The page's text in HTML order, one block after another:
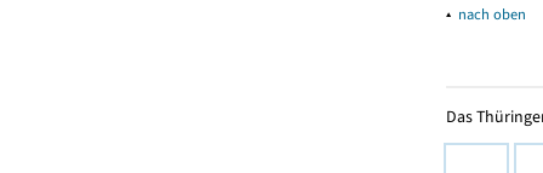
▴ nach oben
Das